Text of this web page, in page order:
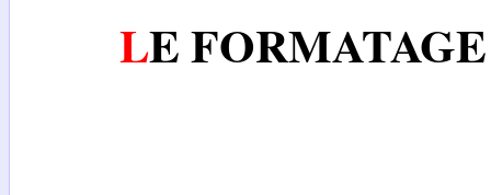
LE FORMATAGE